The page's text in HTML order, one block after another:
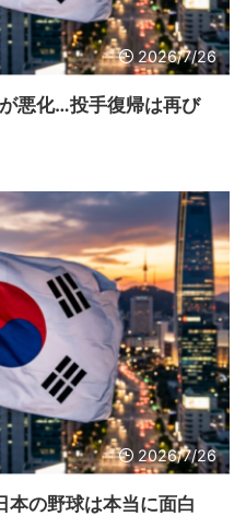
2026/7/26
悪化…投手復帰は再び
2026/7/26
の野球は本当に面白